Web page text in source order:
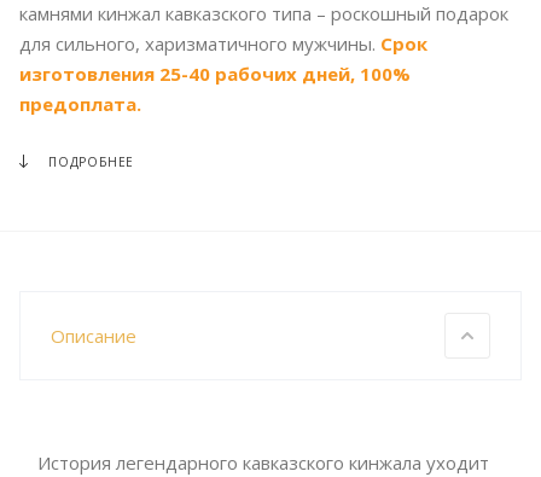
камнями кинжал кавказского типа – роскошный подарок
для сильного, харизматичного мужчины. Срок
изготовления 25-40 рабочих дней, 100%
предоплата.
ПОДРОБНЕЕ
Описание
История легендарного кавказского кинжала уходит